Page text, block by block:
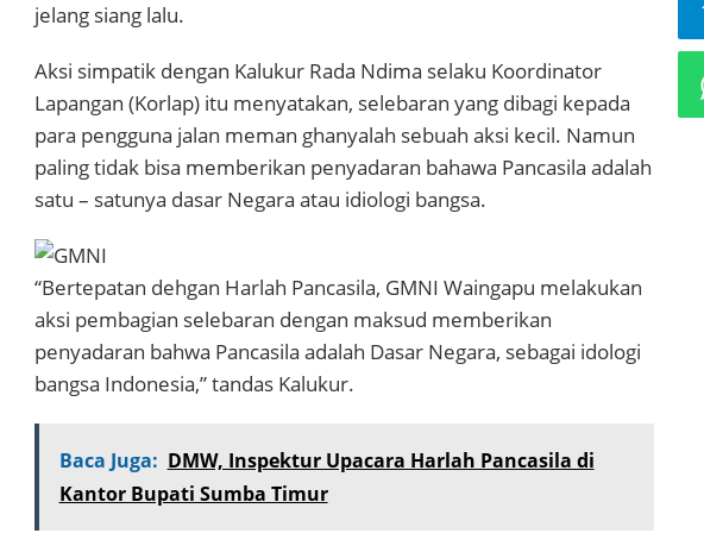
jelang siang lalu.
Aksi simpatik dengan Kalukur Rada Ndima selaku Koordinator
Lapangan (Korlap) itu menyatakan, selebaran yang dibagi kepada
para pengguna jalan meman ghanyalah sebuah aksi kecil. Namun
paling tidak bisa memberikan penyadaran bahawa Pancasila adalah
satu – satunya dasar Negara atau idiologi bangsa.
“Bertepatan dehgan Harlah Pancasila, GMNI Waingapu melakukan
aksi pembagian selebaran dengan maksud memberikan
penyadaran bahwa Pancasila adalah Dasar Negara, sebagai idologi
bangsa Indonesia,” tandas Kalukur.
Baca Juga: DMW, Inspektur Upacara Harlah Pancasila di
Kantor Bupati Sumba Timur